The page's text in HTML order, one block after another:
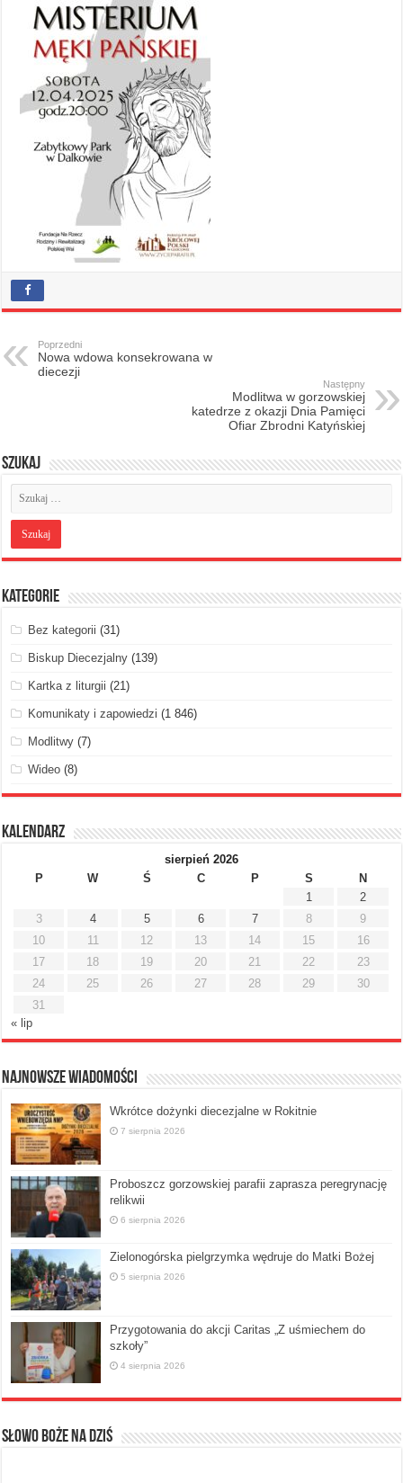
Poprzedni
Nowa wdowa konsekrowana w
diecezji
Następny
Modlitwa w gorzowskiej
katedrze z okazji Dnia Pamięci
Ofiar Zbrodni Katyńskiej
Szukaj
Kategorie
Bez kategorii (31)
Biskup Diecezjalny (139)
Kartka z liturgii (21)
Komunikaty i zapowiedzi (1 846)
Modlitwy (7)
Wideo (8)
Kalendarz
sierpień 2026
P
W Ś C P S
N
1
2
3
4 5 6 7 8
9
10
11 12 13 14 15
16
17
18 19 20 21 22
23
24
25 26 27 28 29
30
31
« lip
Najnowsze Wiadomości
Wkrótce dożynki diecezjalne w Rokitnie
7 sierpnia 2026
Proboszcz gorzowskiej parafii zaprasza peregrynację
relikwii
6 sierpnia 2026
Zielonogórska pielgrzymka wędruje do Matki Bożej
5 sierpnia 2026
Przygotowania do akcji Caritas „Z uśmiechem do
szkoły”
4 sierpnia 2026
Słowo Boże na dziś